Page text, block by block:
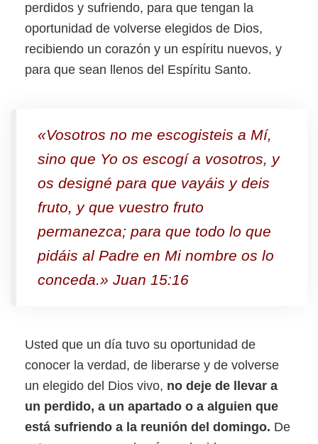
perdidos y sufriendo, para que tengan la
oportunidad de volverse elegidos de Dios,
recibiendo un corazón y un espíritu nuevos, y
para que sean llenos del Espíritu Santo.
«Vosotros no me escogisteis a Mí,
sino que Yo os escogí a vosotros, y
os designé para que vayáis y deis
fruto, y que vuestro fruto
permanezca; para que todo lo que
pidáis al Padre en Mi nombre os lo
conceda.» Juan 15:16
Usted que un día tuvo su oportunidad de
conocer la verdad, de liberarse y de volverse
un elegido del Dios vivo, no deje de llevar a
un perdido, a un apartado o a alguien que
está sufriendo a la reunión del domingo. De